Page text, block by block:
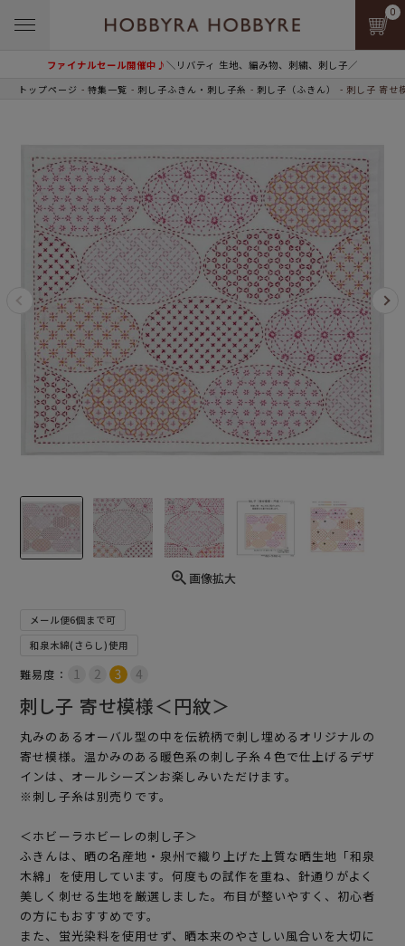
ファイナルセール開催中♪＼リバティ 生地、編み物、刺繍、刺し子／
0
トップページ 特集一覧 刺し子ふきん・刺し子糸 刺し子（ふきん） 刺し子 寄せ
画像拡大
メール便6個まで可
和泉木綿(さらし)使用
難易度：
刺し子 寄せ模様＜円紋＞
丸みのあるオーバル型の中を伝統柄で刺し埋めるオリジナルの
寄せ模様。温かみのある暖色系の刺し子糸４色で仕上げるデザ
インは、オールシーズンお楽しみいただけます。
※刺し子糸は別売りです。
＜ホビーラホビーレの刺し子＞
ふきんは、晒の名産地・泉州で織り上げた上質な晒生地「和泉
木綿」を使用しています。何度もの試作を重ね、針通りがよく
美しく刺せる生地を厳選しました。布目が整いやすく、初心者
の方にもおすすめです。
また、蛍光染料を使用せず、晒本来のやさしい風合いを大切に